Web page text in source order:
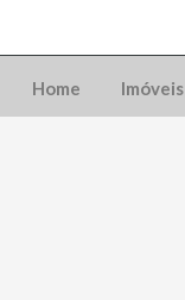
Home Imóveis